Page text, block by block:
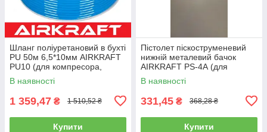
Шланг поліуретановий в бухті
PU 50м 6,5*10мм AIRKRAFT
PU10 (для компресора,
пневматичний, повітряний)
В наявності
1 359,47 ₴ 1 510,52 ₴
Купити
Пістолет піскоструменевий
нижній металевий бачок
AIRKRAFT PS-4А (для
розпилення, нагнітання,
пневмопістолет)
В наявності
331,45 ₴ 368,28 ₴
Купити